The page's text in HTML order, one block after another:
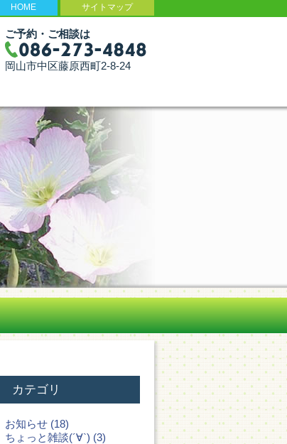
HOME サイトマップ
ご予約・ご相談は
岡山市中区藤原西町2-8-24
カテゴリ
お知らせ (18)
ちょっと雑談(´∀`) (3)